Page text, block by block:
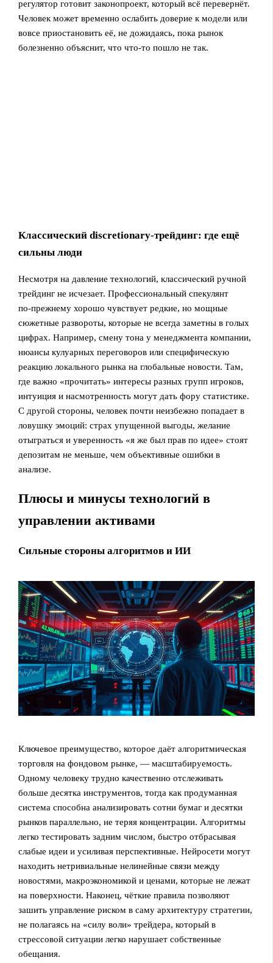
регулятор готовит законопроект, который всё перевернёт.
Человек может временно ослабить доверие к модели или
вовсе приостановить её, не дожидаясь, пока рынок
болезненно объяснит, что что-то пошло не так.
Классический discretionary-трейдинг: где ещё
сильны люди
Несмотря на давление технологий, классический ручной
трейдинг не исчезает. Профессиональный спекулянт
по‑прежнему хорошо чувствует редкие, но мощные
сюжетные развороты, которые не всегда заметны в голых
цифрах. Например, смену тона у менеджмента компании,
нюансы кулуарных переговоров или специфическую
реакцию локального рынка на глобальные новости. Там,
где важно «прочитать» интересы разных групп игроков,
интуиция и насмотренность могут дать фору статистике.
С другой стороны, человек почти неизбежно попадает в
ловушку эмоций: страх упущенной выгоды, желание
отыграться и уверенность «я же был прав по идее» стоят
депозитам не меньше, чем объективные ошибки в
анализе.
Плюсы и минусы технологий в
управлении активами
Сильные стороны алгоритмов и ИИ
Ключевое преимущество, которое даёт алгоритмическая
торговля на фондовом рынке, — масштабируемость.
Одному человеку трудно качественно отслеживать
больше десятка инструментов, тогда как продуманная
система способна анализировать сотни бумаг и десятки
рынков параллельно, не теряя концентрации. Алгоритмы
легко тестировать задним числом, быстро отбрасывая
слабые идеи и усиливая перспективные. Нейросети могут
находить нетривиальные нелинейные связи между
новостями, макроэкономикой и ценами, которые не лежат
на поверхности. Наконец, чёткие правила позволяют
зашить управление риском в саму архитектуру стратегии,
не полагаясь на «силу воли» трейдера, который в
стрессовой ситуации легко нарушает собственные
обещания.